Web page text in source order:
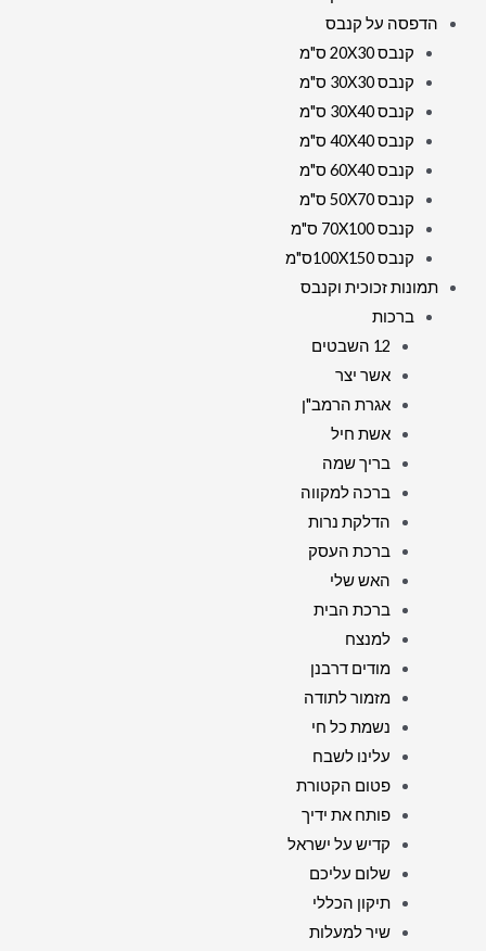
הדפסה על קנבס
קנבס 20X30 ס"מ
קנבס 30X30 ס"מ
קנבס 30X40 ס"מ
קנבס 40X40 ס"מ
קנבס 60X40 ס"מ
קנבס 50X70 ס"מ
קנבס 70X100 ס"מ
קנבס 100X150ס"מ
תמונות זכוכית וקנבס
ברכות
12 השבטים
אשר יצר
אגרת הרמב"ן
אשת חיל
בריך שמה
ברכה למקווה
הדלקת נרות
ברכת העסק
האש שלי
ברכת הבית
למנצח
מודים דרבנן
מזמור לתודה
נשמת כל חי
עלינו לשבח
פטום הקטורת
פותח את ידיך
קדיש על ישראל
שלום עליכם
תיקון הכללי
שיר למעלות